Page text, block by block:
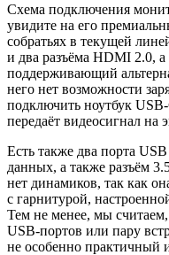
Схема подключения
увидите на его
собратьях в текущей
и два разъёма HDMI 2.0,
поддерживающий
него нет возможности
подключить ноутбук
передаёт видеосигнал на
Есть также два порта
данных, а также разъём
нет динамиков, так как
с гарнитурой,
Тем не менее, мы
USB-портов или пару
не особенно практичный